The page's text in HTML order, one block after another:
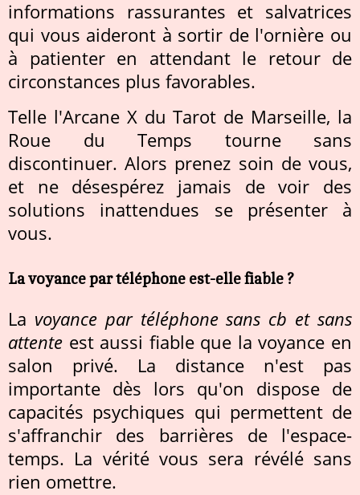
informations rassurantes et salvatrices
qui vous aideront à sortir de l'ornière ou
à patienter en attendant le retour de
circonstances plus favorables.
Telle l'Arcane X du Tarot de Marseille, la
Roue du Temps tourne sans
discontinuer. Alors prenez soin de vous,
et ne désespérez jamais de voir des
solutions inattendues se présenter à
vous.
La voyance par téléphone est-elle fiable ?
La voyance par téléphone sans cb et sans
attente est aussi fiable que la voyance en
salon privé. La distance n'est pas
importante dès lors qu'on dispose de
capacités psychiques qui permettent de
s'affranchir des barrières de l'espace-
temps. La vérité vous sera révélé sans
rien omettre.